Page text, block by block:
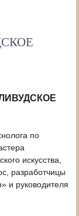
по
искусства,
разработчицы
и руководителя